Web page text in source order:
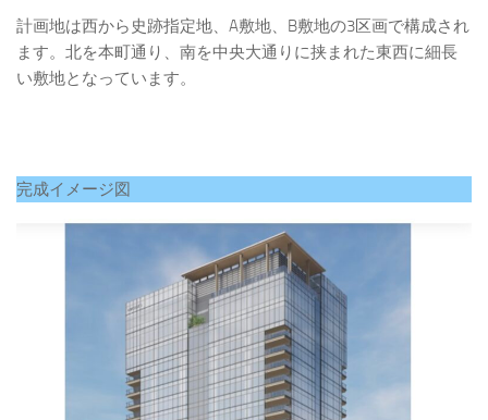
計画地は西から史跡指定地、A敷地、B敷地の3区画で構成され
ます。北を本町通り、南を中央大通りに挟まれた東西に細長
い敷地となっています。
完成イメージ図